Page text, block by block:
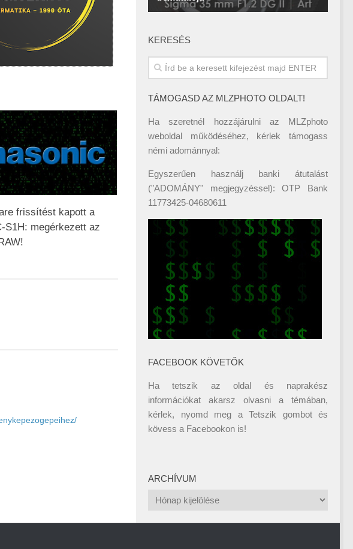
frissítést kapott a
S1H: megérkezett az
KERESÉS
TÁMOGASD AZ MLZPHOTO OLDALT!
Ha szeretnél hozzájárulni az MLZphoto
weboldal működéséhez, kérlek támogass
némi adománnyal:
Egyszerűen használj banki átutalást
("ADOMÁNY" megjegyzéssel): OTP Bank
11773425-04680611
FACEBOOK KÖVETŐK
Ha tetszik az oldal és naprakész
információkat akarsz olvasni a témában,
kérlek, nyomd meg a Tetszik gombot és
kövess a Facebookon is!
ARCHÍVUM
Archívum